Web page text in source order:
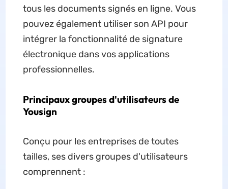
tous les documents signés en ligne. Vous
pouvez également utiliser son API pour
intégrer la fonctionnalité de signature
électronique dans vos applications
professionnelles.
Principaux groupes d'utilisateurs de
Yousign
Conçu pour les entreprises de toutes
tailles, ses divers groupes d'utilisateurs
comprennent :